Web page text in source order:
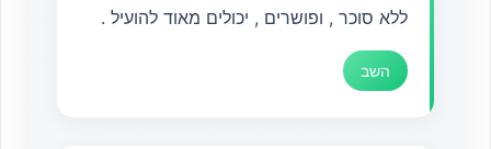
ללא סוכר , ופושרים , יכולים מאוד להועיל .
השב